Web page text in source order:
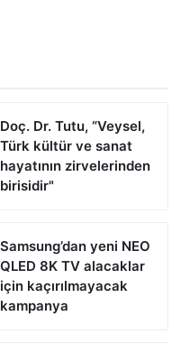
Doç. Dr. Tutu, “Veysel,
Türk kültür ve sanat
hayatının zirvelerinden
birisidir"
Samsung’dan yeni NEO
QLED 8K TV alacaklar
için kaçırılmayacak
kampanya